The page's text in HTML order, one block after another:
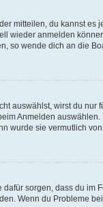
mitteilen, du kannst
wieder anmelden
so wende dich an die
auswählst, wirst du
Anmelden
wurde sie vermutlich
dafür sorgen, dass du
Wenn du Probleme